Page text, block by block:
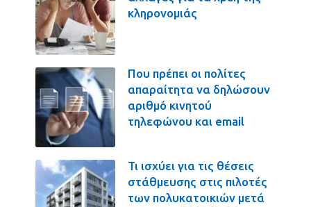
κληρονομιάς
Που πρέπει οι πολίτες
απαραίτητα να δηλώσουν
αριθμό κινητού
τηλεφώνου και email
Τι ισχύει για τις θέσεις
στάθμευσης στις πιλοτές
των πολυκατοικιών μετά